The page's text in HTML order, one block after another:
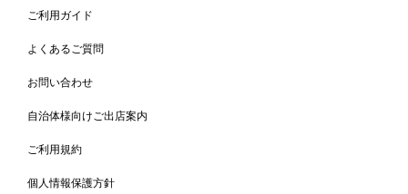
ご利用ガイド
よくあるご質問
お問い合わせ
自治体様向けご出店案内
ご利用規約
個人情報保護方針